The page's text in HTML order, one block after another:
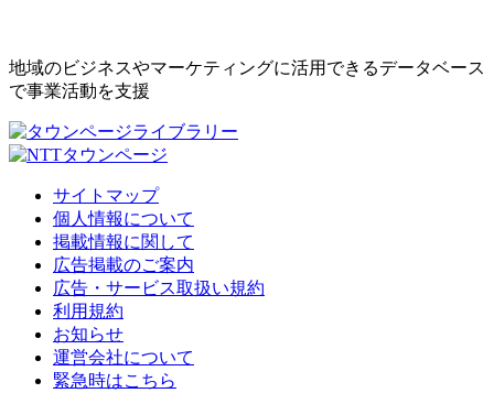
地域のビジネスやマーケティングに活用できるデータベース
で事業活動を支援
サイトマップ
個人情報について
掲載情報に関して
広告掲載のご案内
広告・サービス取扱い規約
利用規約
お知らせ
運営会社について
緊急時はこちら